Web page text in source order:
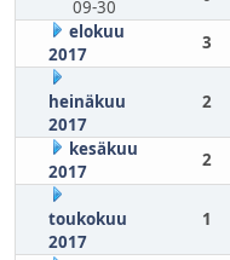
09-30
elokuu
2017
3
heinäkuu
2017
2
kesäkuu
2017
2
toukokuu
2017
1